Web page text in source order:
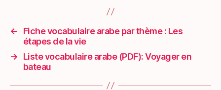
←
Fiche vocabulaire arabe par thème : Les
étapes de la vie
→
Liste vocabulaire arabe (PDF): Voyager en
bateau